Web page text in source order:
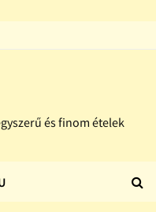
és finom ételek